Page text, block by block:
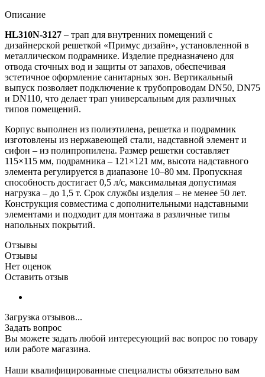
Описание
HL310N-3127 – трап для внутренних помещений с
дизайнерской решеткой «Примус дизайн», установленной в
металлическом подрамнике. Изделие предназначено для
отвода сточных вод и защиты от запахов, обеспечивая
эстетичное оформление санитарных зон. Вертикальный
выпуск позволяет подключение к трубопроводам DN50, DN75
и DN110, что делает трап универсальным для различных
типов помещений.
Корпус выполнен из полиэтилена, решетка и подрамник
изготовлены из нержавеющей стали, надставной элемент и
сифон – из полипропилена. Размер решетки составляет
115×115 мм, подрамника – 121×121 мм, высота надставного
элемента регулируется в диапазоне 10–80 мм. Пропускная
способность достигает 0,5 л/с, максимальная допустимая
нагрузка – до 1,5 т. Срок службы изделия – не менее 50 лет.
Конструкция совместима с дополнительными надставными
элементами и подходит для монтажа в различные типы
напольных покрытий.
Отзывы
Отзывы
Нет оценок
Оставить отзыв
Загрузка отзывов...
Задать вопрос
Вы можете задать любой интересующий вас вопрос по товару
или работе магазина.
Наши квалифицированные специалисты обязательно вам